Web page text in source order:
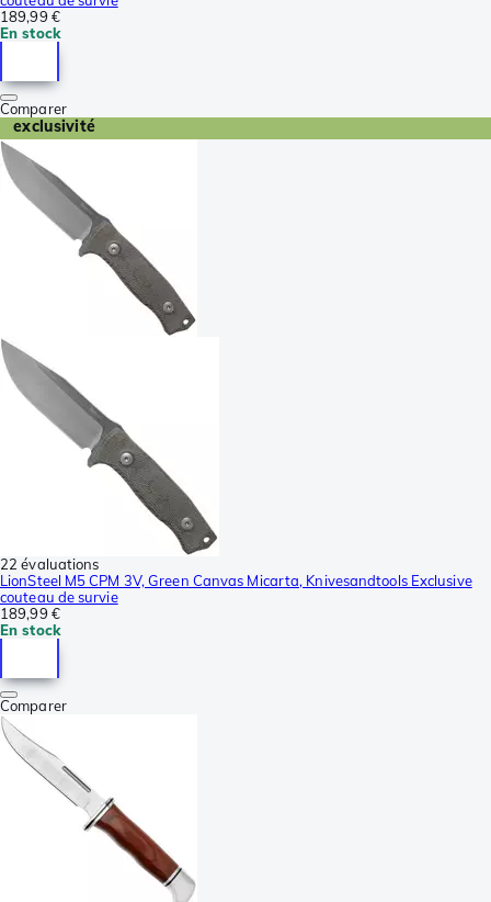
189,99 €
En stock
Comparer
exclusivité
22 évaluations
LionSteel M5 CPM 3V, Green Canvas Micarta, Knivesandtools Exclusive
couteau de survie
189,99 €
En stock
Comparer